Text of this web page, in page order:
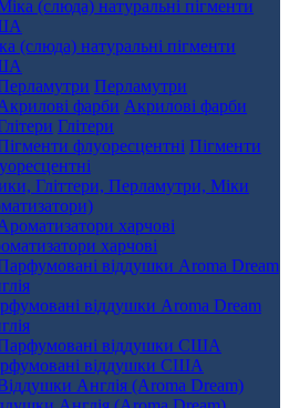
(слюда) натуральні пігменти
Перламутри
Акрилові фарби
Глітери
Пігменти
харчові
віддушки Aroma Dream
віддушки США